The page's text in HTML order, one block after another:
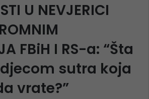
U NEVJERICI
FBiH I RS-a: “Šta
sutra koja
vrate?”